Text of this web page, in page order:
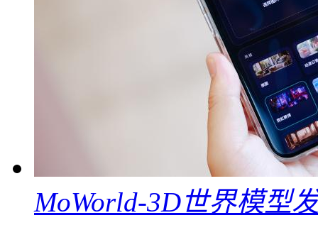
MoWorld-3D世界模型